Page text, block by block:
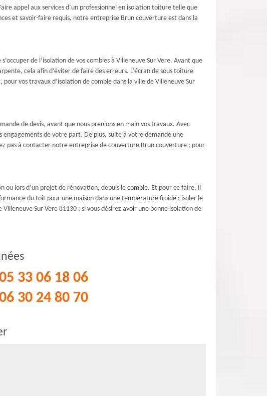
appel aux services d’un professionnel en isolation toiture telle que
et savoir-faire requis, notre entreprise Brun couverture est dans la
de l’isolation de vos combles à Villeneuve Sur Vere. Avant que
cela afin d’éviter de faire des erreurs. L’écran de sous toiture
vos travaux d’isolation de comble dans la ville de Villeneuve Sur
de devis, avant que nous prenions en main vos travaux. Avec
de votre part. De plus, suite à votre demande une
pas à contacter notre entreprise de couverture Brun couverture ; pour
ou lors d’un projet de rénovation, depuis le comble. Et pour ce faire, il
du toit pour une maison dans une température froide ; isoler le
Sur Vere 81130 ; si vous désirez avoir une bonne isolation de
33 06 18 06
30 24 80 70